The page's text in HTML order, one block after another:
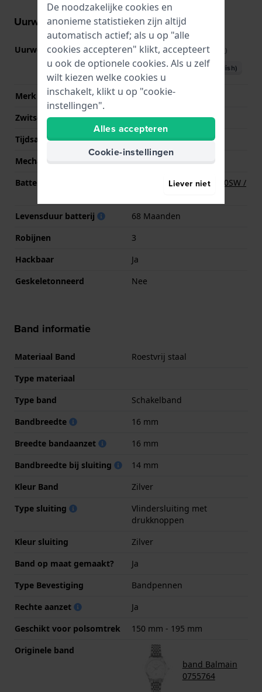
Uurwerk informatie
Uurwerk nr. F05.115(Bekijk specificaties )
Download handboek (English)
Merk uurwerk
ETA
Zwitsers uurwerk
Ja
Tijdsaanduiding
Analoog
Mechanisme
Batterij
Renata R371 371 / SR920SW /
Levensduur batterij
68 Maanden
Robijnen
3
Hackbaar
Ja
Geskeletonneerd
Nee
Band informatie
Materiaal Band
Roestvrij staal
Type materiaal
Type band
Schakelband
Bandbreedte
16 mm
Breedte bandaanzet
16 mm
Bandbreedte bij sluiting
14 mm
Kleur Band
Zilver
Type sluiting
Vlindersluiting met
drukknoppen
Kleur sluiting
Zilver
Band op maat gemaakt?
Ja
Type Bevestiging
Bandpennen
Rechte aanzet
Ja
Geschikt voor polsomtrek
150 mm - 195 mm
Originele band
band Balmain
0755764
De noodzakelijke cookies en
anonieme statistieken zijn altijd
automatisch actief; als u op "alle
cookies accepteren" klikt, accepteert
u ook de optionele cookies. Als u zelf
wilt kiezen welke cookies u
inschakelt, klikt u op "cookie-
instellingen".
Alles accepteren
Cookie-instellingen
Liever niet